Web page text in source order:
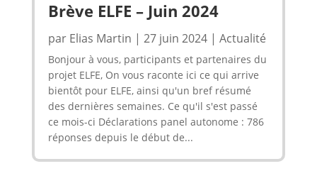
Brève ELFE – Juin 2024
par Elias Martin | 27 juin 2024| Actualité
Bonjour à vous, participants et partenaires du
projet ELFE, On vous raconte ici ce qui arrive
bientôt pour ELFE, ainsi qu'un bref résumé
des dernières semaines. Ce qu'il s'est passé
ce mois-ci Déclarations panel autonome : 786
réponses depuis le début de...